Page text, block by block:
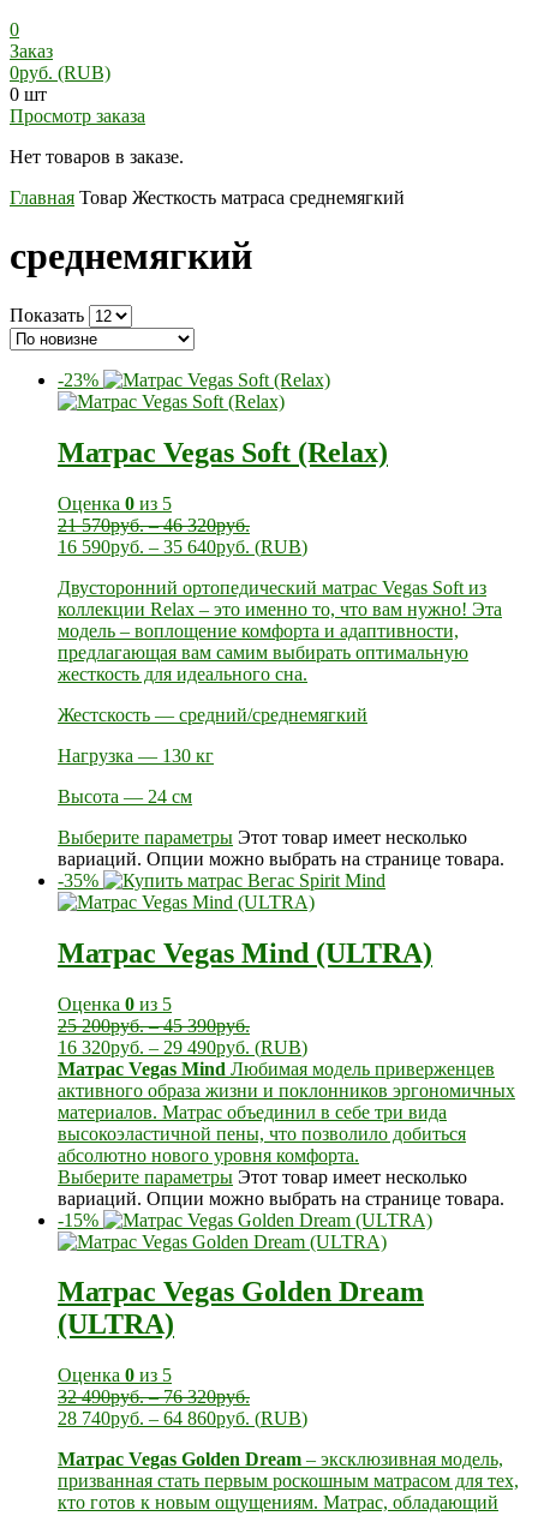
0
Заказ
0руб. (RUB)
0 шт
Просмотр заказа
Нет товаров в заказе.
Главная Товар Жесткость матраса среднемягкий
среднемягкий
Показать
-23%
Матрас Vegas Soft (Relax)
Оценка 0 из 5
21 570руб.–46 320руб.
16 590руб. – 35 640руб. (RUB)
Двусторонний ортопедический матрас Vegas Soft из
коллекции Relax – это именно то, что вам нужно! Эта
модель – воплощение комфорта и адаптивности,
предлагающая вам самим выбирать оптимальную
жесткость для идеального сна.
Жестскость — средний/среднемягкий
Нагрузка — 130 кг
Высота — 24 см
Выберите параметры Этот товар имеет несколько
вариаций. Опции можно выбрать на странице товара.
-35%
Матрас Vegas Mind (ULTRA)
Оценка 0 из 5
25 200руб.–45 390руб.
16 320руб. – 29 490руб. (RUB)
Матрас Vegas Mind Любимая модель приверженцев
активного образа жизни и поклонников эргономичных
материалов. Матрас объединил в себе три вида
высокоэластичной пены, что позволило добиться
абсолютно нового уровня комфорта.
Выберите параметры Этот товар имеет несколько
вариаций. Опции можно выбрать на странице товара.
-15%
Матрас Vegas Golden Dream
(ULTRA)
Оценка 0 из 5
32 490руб.–76 320руб.
28 740руб. – 64 860руб. (RUB)
Матрас Vegas Golden Dream – эксклюзивная модель,
призванная стать первым роскошным матрасом для тех,
кто готов к новым ощущениям. Матрас, обладающий